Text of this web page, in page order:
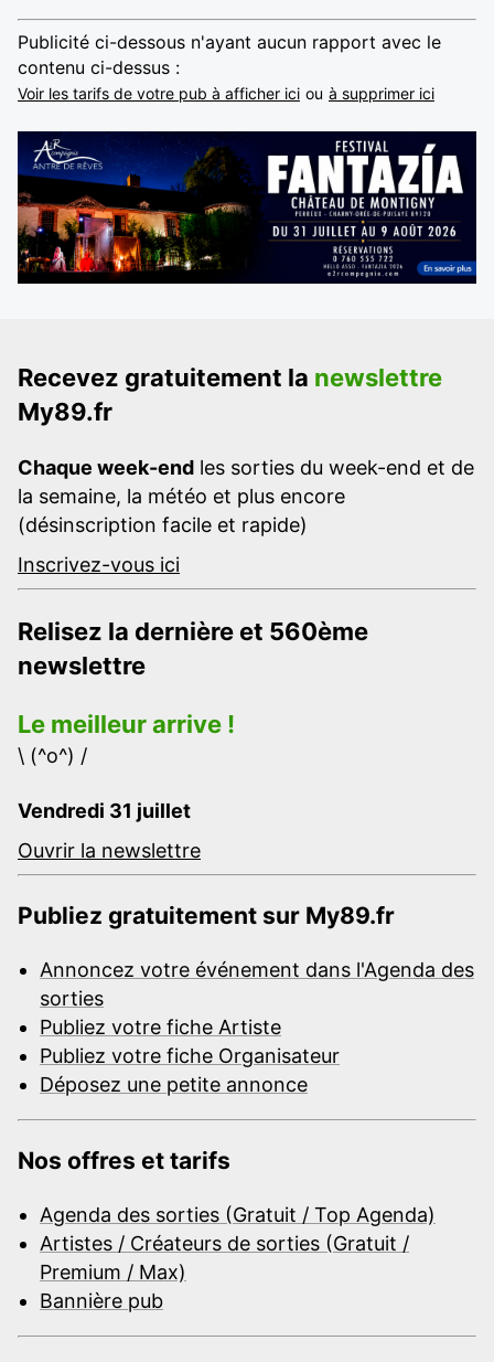
Publicité ci-dessous n'ayant aucun rapport avec le
contenu ci-dessus :
Voir les tarifs de votre pub à afficher ici ou à supprimer ici
Recevez gratuitement la newslettre
My89.fr
Chaque week-end les sorties du week-end et de
la semaine, la météo et plus encore
(désinscription facile et rapide)
Inscrivez-vous ici
Relisez la dernière et 560ème
newslettre
Le meilleur arrive !
\ (^o^) /
Vendredi 31 juillet
Ouvrir la newslettre
Publiez gratuitement sur My89.fr
Annoncez votre événement dans l'Agenda des
sorties
Publiez votre fiche Artiste
Publiez votre fiche Organisateur
Déposez une petite annonce
Nos offres et tarifs
Agenda des sorties (Gratuit / Top Agenda)
Artistes / Créateurs de sorties (Gratuit /
Premium / Max)
Bannière pub